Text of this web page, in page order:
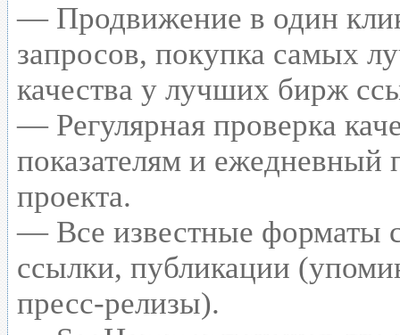
— Продвижение в один
запросов, покупка самых
качества у лучших бирж
— Регулярная проверка
показателям и ежедневный
проекта.
— Все известные форматы
ссылки, публикации
пресс-релизы).